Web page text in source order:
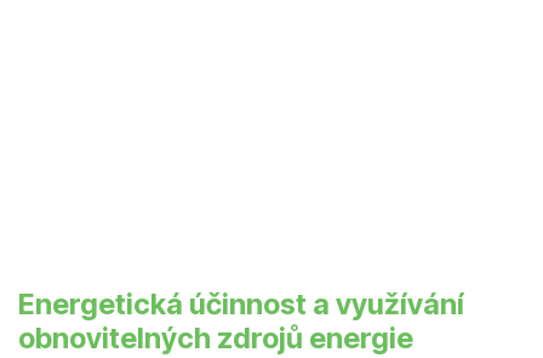
Energetická účinnost a využívání
obnovitelných zdrojů energie